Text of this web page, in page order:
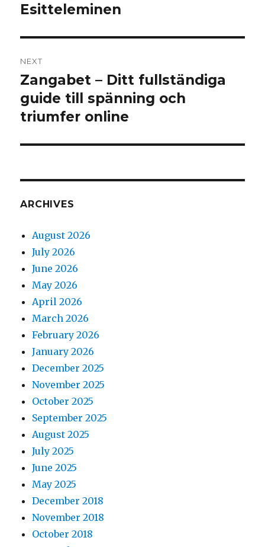
Esitteleminen
NEXT
Next
post:
Zangabet – Ditt fullständiga
guide till spänning och
triumfer online
ARCHIVES
August 2026
July 2026
June 2026
May 2026
April 2026
March 2026
February 2026
January 2026
December 2025
November 2025
October 2025
September 2025
August 2025
July 2025
June 2025
May 2025
December 2018
November 2018
October 2018